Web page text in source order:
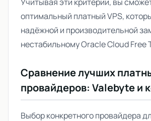
оптимальный платный VPS,
надёжной и производительной
нестабильному Oracle Cloud Free
Сравнение лучших
провайдеров: Valebyte и
Выбор конкретного провайдера